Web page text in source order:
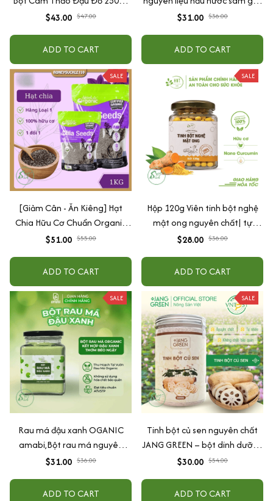
Bột Cám Gạo 250G ] Mặt nạ
$43.00 $47.00
ADD TO CART
nhiệt
$31.00 $36.00
ADD TO CART
SALE
[Giảm Cân - Ăn Kiêng] Hạt
Chia Hữu Cơ Chuẩn Organic
Chất Lượng Sạch - Đều - Đẹp
$51.00 $55.00
ADD TO CART
SALE
Hộp 120g Viên tinh bột nghệ
mật ong nguyên chất| tự
nhiên, hữu cơ| tốt cho, dạ dày
$28.00 $36.00
ADD TO CART
SALE
Rau má đậu xanh OGANIC
amabi,Bột rau má nguyên
chất thanh nhiệt,giải độc,mát
$31.00 $36.00
ADD TO CART
SALE
Tinh bột củ sen nguyên chất
JANG GREEN – bột dinh dưỡng
nhà làm 100% từ củ sen tươi
$30.00 $54.00
ADD TO CART